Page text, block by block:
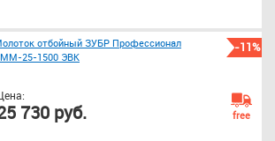
-11%
отбойный ЗУБР Профессионал
25-1500 ЭВК
730 руб. free